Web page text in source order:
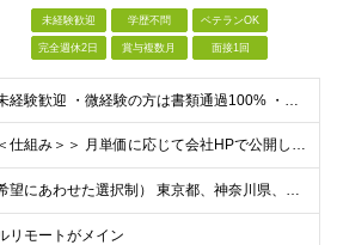
未経験歓迎 学歴不問 ベテランOK
完全週休2日 賞与複数月 面接1回
・未経験歓迎 ・微経験の方は書類通過100% ・学歴不問 ※ITサポート、ヘルプデスク、テスト、運用監視などの実務に少しでも触れた経験がある方は微経験として歓迎します。 ■ こんな方を歓迎します
＜＜仕組み＞＞ 月単価に応じて会社HPで公開しているテーブルにもとづき毎月決定されます！ https://www.tech4u.dev/payroll ＜＜実績＞＞ 平均年収実績：590万円 ＜＜
（希望にあわせた選択制） 東京都、神奈川県、埼玉県、千葉県、大阪府、兵庫県、京都府、愛知県、福岡県の各プロジェクト先 ・フル／ハイブリッドリモート案件あり ・転勤なし ・U・Iターンも歓迎＆支援可能
リモートがメイン